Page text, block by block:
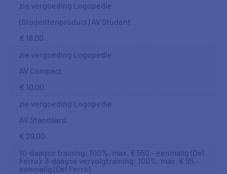
zie vergoeding Logopedie
(Studentenproduct) AV Student
€ 18,00
zie vergoeding Logopedie
AV Compact
€ 10,00
zie vergoeding Logopedie
AV Standaard
€ 29,00
10-daagse training: 100%, max. € 550,- eenmalig (Del
Ferro); 3-daagse vervolgtraining: 100%, max. € 95,-
eenmalig (Del Ferro)